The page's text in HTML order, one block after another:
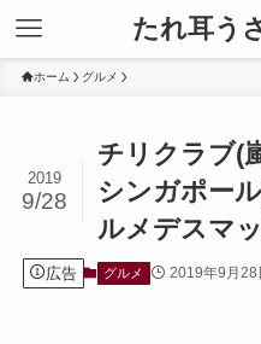
たれ耳う
ホーム グルメ
チリクラブ(
シンガポー
ルメデスマ
2019
9/28
広告 グルメ 2019年9月28